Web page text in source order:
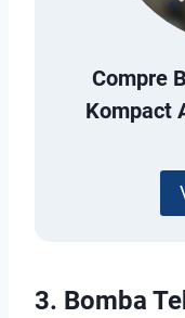
Compre
Kompact
3. Bomba